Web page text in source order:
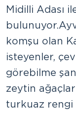
Midilli Adası
bulunuyor.
komşu olan
isteyenler,
görebilme
zeytin
turkuaz rengi